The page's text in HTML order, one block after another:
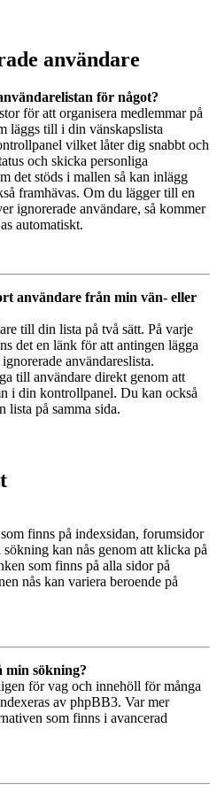
användare
för något?
för att organisera medlemmar på
läggs till i din vänskapslista
vilket låter dig snabbt och
och skicka personliga
det stöds i mallen så kan inlägg
framhävas. Om du lägger till en
ignorerade användare, så kommer
automatiskt.
användare från min vän- eller
till din lista på två sätt. På varje
det en länk för att antingen lägga
användareslista.
till användare direkt genom att
i din kontrollpanel. Du kan också
lista på samma sida.
finns på indexsidan, forumsidor
kan nås genom att klicka på
som finns på alla sidor på
nås kan variera beroende på
sökning?
för vag och innehöll för många
av phpBB3. Var mer
som finns i avancerad